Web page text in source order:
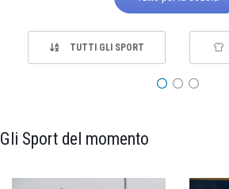
TUTTI GLI SPORT
Gli Sport del momento